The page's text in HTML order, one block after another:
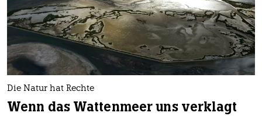
Die Natur hat Rechte
Wenn das Wattenmeer uns verklagt